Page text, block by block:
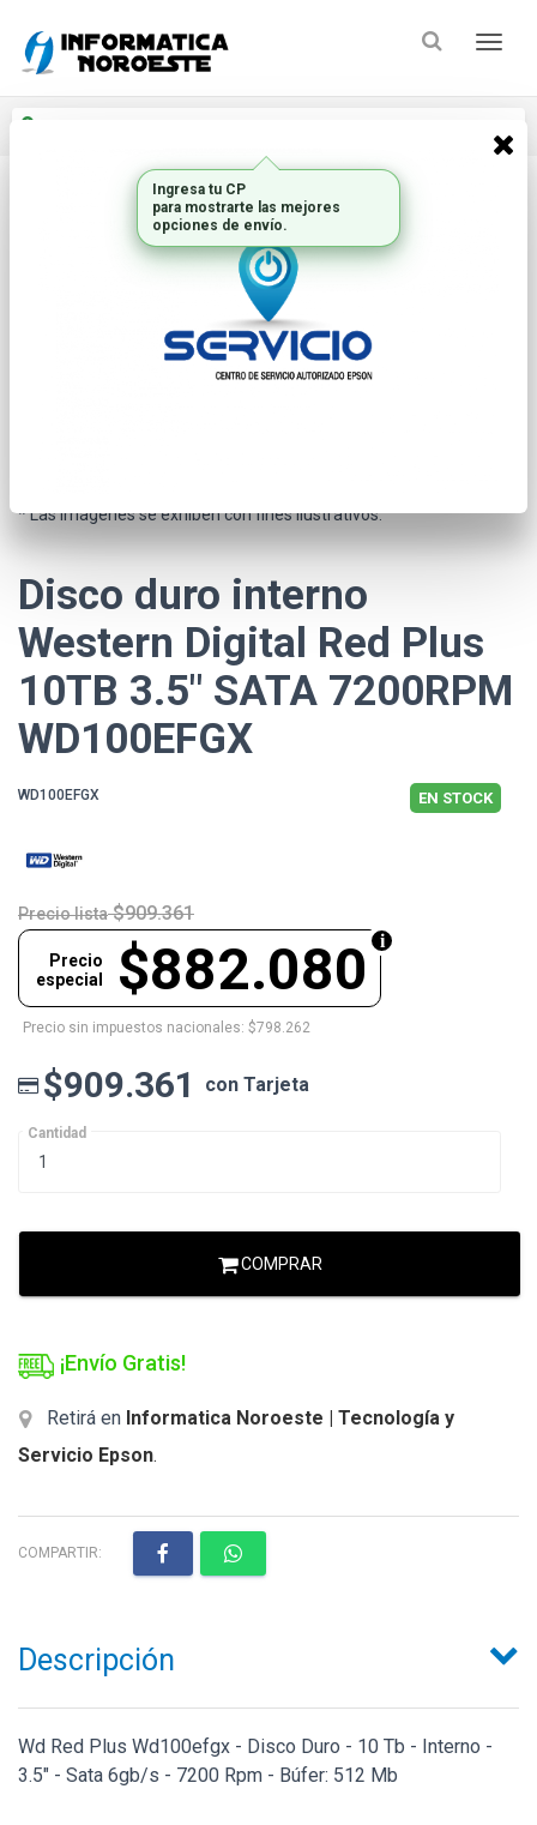
Discos Hdd Y Ssd Hdd Internos
* Las imágenes se exhiben con fines ilustrativos.
Disco duro interno
Western Digital Red Plus
10TB 3.5" SATA 7200RPM
WD100EFGX
WD100EFGX EN STOCK
Precio lista $909.361
$882.080
Precio
especial
Precio sin impuestos nacionales: $798.262
$909.361 con Tarjeta
Cantidad
COMPRAR
¡Envío Gratis!
Retirá en Informatica Noroeste | Tecnología y
Servicio Epson.
COMPARTIR:
Descripción
Wd Red Plus Wd100efgx - Disco Duro - 10 Tb - Interno -
3.5" - Sata 6gb/s - 7200 Rpm - Búfer: 512 Mb